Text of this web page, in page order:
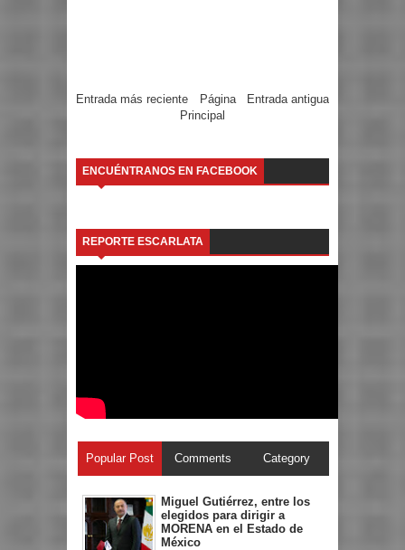
Entrada más reciente Entrada antigua
Página
Principal
ENCUÉNTRANOS EN FACEBOOK
REPORTE ESCARLATA
Popular Post Comments Category
Miguel Gutiérrez, entre los
elegidos para dirigir a
MORENA en el Estado de
México